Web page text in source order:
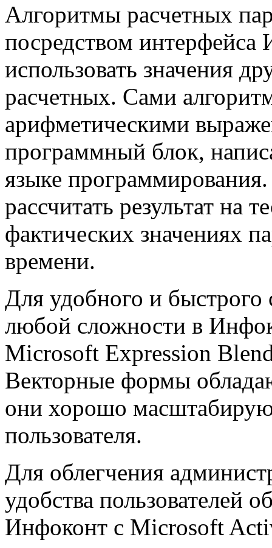
Алгоритмы расчетных
посредством
использовать значения
расчетных. Сами
арифметическими
программный блок,
языке
рассчитать результат на
фактических значениях
времени.
Для удобного и
любой сложности в
Microsoft Expression
Векторные формы
они хорошо
пользователя.
Для облегчения
удобства пользователей
Инфоконт с Microsoft